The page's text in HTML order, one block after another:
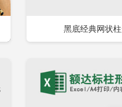
黑底经典网状
添加收藏